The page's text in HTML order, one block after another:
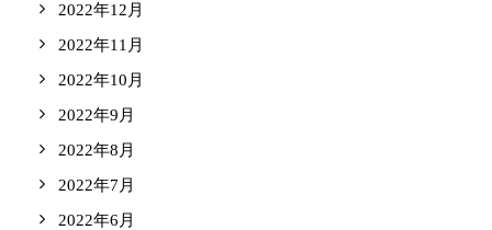
2022年12月
2022年11月
2022年10月
2022年9月
2022年8月
2022年7月
2022年6月